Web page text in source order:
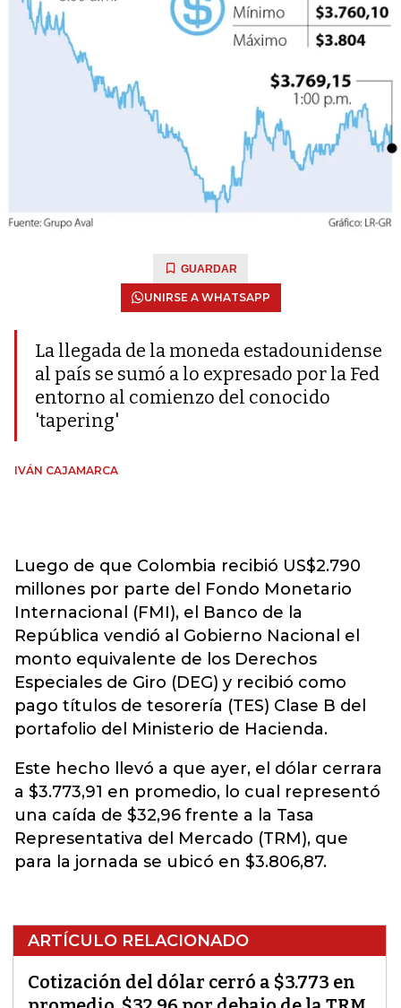
GUARDAR
UNIRSE A WHATSAPP
La llegada de la moneda estadounidense
al país se sumó a lo expresado por la Fed
entorno al comienzo del conocido
'tapering'
IVÁN CAJAMARCA
Luego de que Colombia recibió US$2.790
millones por parte del Fondo Monetario
Internacional (FMI), el Banco de la
República vendió al Gobierno Nacional el
monto equivalente de los Derechos
Especiales de Giro (DEG) y recibió como
pago títulos de tesorería (TES) Clase B del
portafolio del Ministerio de Hacienda.
Este hecho llevó a que ayer, el dólar cerrara
a $3.773,91 en promedio, lo cual representó
una caída de $32,96 frente a la Tasa
Representativa del Mercado (TRM), que
para la jornada se ubicó en $3.806,87.
ARTÍCULO RELACIONADO
Cotización del dólar cerró a $3.773 en